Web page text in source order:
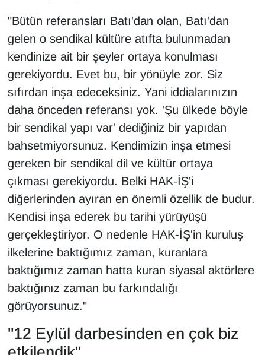
"Bütün referansları Batı'dan olan, Batı'dan
gelen o sendikal kültüre atıfta bulunmadan
kendinize ait bir şeyler ortaya konulması
gerekiyordu. Evet bu, bir yönüyle zor. Siz
sıfırdan inşa edeceksiniz. Yani iddialarınızın
daha önceden referansı yok. 'Şu ülkede böyle
bir sendikal yapı var' dediğiniz bir yapıdan
bahsetmiyorsunuz. Kendimizin inşa etmesi
gereken bir sendikal dil ve kültür ortaya
çıkması gerekiyordu. Belki HAK-İŞ'i
diğerlerinden ayıran en önemli özellik de budur.
Kendisi inşa ederek bu tarihi yürüyüşü
gerçekleştiriyor. O nedenle HAK-İŞ'in kuruluş
ilkelerine baktığımız zaman, kuranlara
baktığımız zaman hatta kuran siyasal aktörlere
baktığınız zaman bu farkındalığı
görüyorsunuz."
"12 Eylül darbesinden en çok biz
SPOR
TEBRİK
TEKNOLOJİ
Turizm
VAN'DA SPOR
Vasıta
YAŞAM
YEREL